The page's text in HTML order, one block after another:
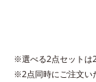
※アレルギーテス
ことではありませ
※選べる2点セットは
※2点同時にご注文い